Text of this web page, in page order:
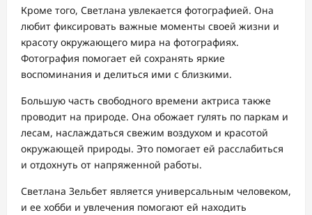
Кроме того, Светлана увлекается фотографией. Она
любит фиксировать важные моменты своей жизни и
красоту окружающего мира на фотографиях.
Фотография помогает ей сохранять яркие
воспоминания и делиться ими с близкими.
Большую часть свободного времени актриса также
проводит на природе. Она обожает гулять по паркам и
лесам, наслаждаться свежим воздухом и красотой
окружающей природы. Это помогает ей расслабиться
и отдохнуть от напряженной работы.
Светлана Зельбет является универсальным человеком,
и ее хобби и увлечения помогают ей находить